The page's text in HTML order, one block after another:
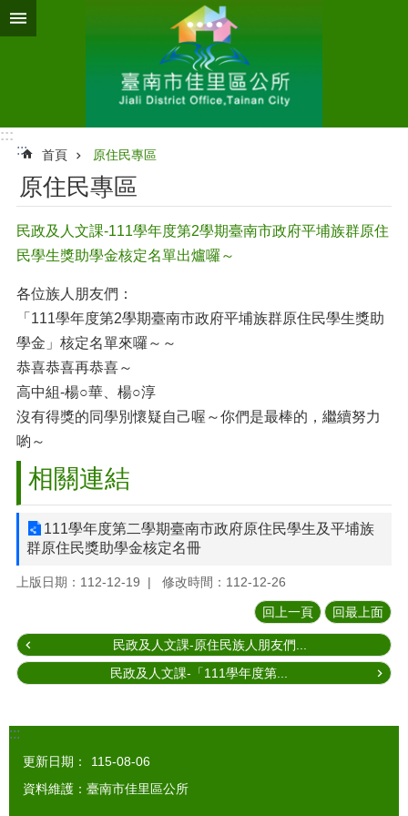
跳到主要內容區塊
:::
:::
首頁 原住民專區
原住民專區
民政及人文課-111學年度第2學期臺南市政府平埔族群原住
民學生獎助學金核定名單出爐囉～
各位族人朋友們：
「111學年度第2學期臺南市政府平埔族群原住民學生獎助
學金」核定名單來囉～～
恭喜恭喜再恭喜～
高中組-楊○華、楊○淳
沒有得獎的同學別懷疑自己喔～你們是最棒的，繼續努力
喲～
相關連結
111學年度第二學期臺南市政府原住民學生及平埔族
群原住民獎助學金核定名冊
上版日期：112-12-19 修改時間：112-12-26
回上一頁 回最上面
民政及人文課-原住民族人朋友們...
民政及人文課-「111學年度第...
:::
更新日期：
115-08-06
資料維護：臺南市佳里區公所